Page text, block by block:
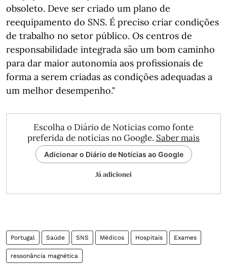
obsoleto. Deve ser criado um plano de
reequipamento do SNS. É preciso criar condições
de trabalho no setor público. Os centros de
responsabilidade integrada são um bom caminho
para dar maior autonomia aos profissionais de
forma a serem criadas as condições adequadas a
um melhor desempenho."
Escolha o Diário de Notícias como fonte
preferida de notícias no Google. Saber mais
Adicionar o Diário de Notícias ao Google
Já adicionei
Portugal Saúde SNS Médicos Hospitais Exames
ressonância magnética